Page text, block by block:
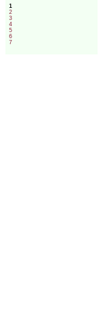
1
2
3
4
5
6
7